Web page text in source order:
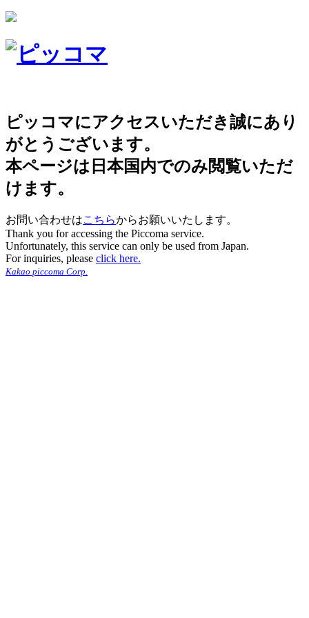
ピッコマにアクセスいただき誠にあり
がとうございます。
本ページは日本国内でのみ閲覧いただ
けます。
お問い合わせはこちらからお願いいたします。
Thank you for accessing the Piccoma service.
Unfortunately, this service can only be used from Japan.
For inquiries, please click here.
Kakao piccoma Corp.